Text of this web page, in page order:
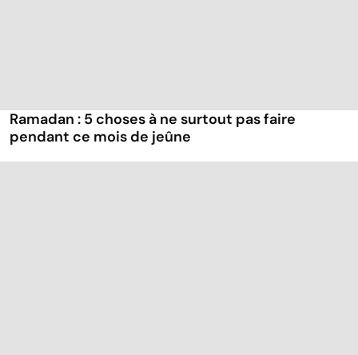
Ramadan : 5 choses à ne surtout pas faire
pendant ce mois de jeûne